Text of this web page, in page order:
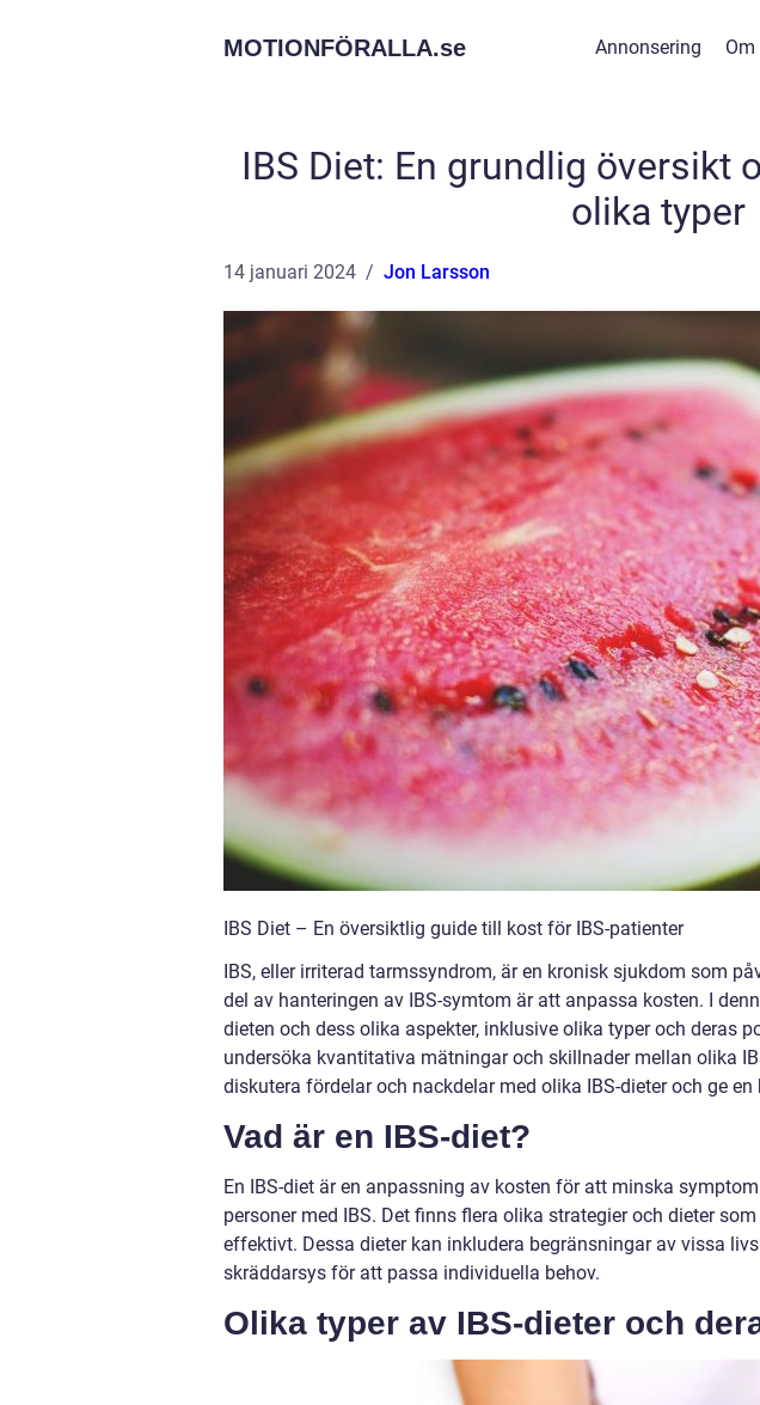
MOTIONFÖRALLA.se Annonsering Om
IBS Diet: En grundlig översikt
olika typer
14 januari 2024 Jon Larsson
IBS Diet – En översiktlig guide till kost för IBS-patienter
IBS, eller irriterad tarmssyndrom, är en kronisk sjukdom som
del av hanteringen av IBS-symtom är att anpassa kosten. I
dieten och dess olika aspekter, inklusive olika typer och deras
undersöka kvantitativa mätningar och skillnader mellan olika
diskutera fördelar och nackdelar med olika IBS-dieter och ge
Vad är en IBS-diet?
En IBS-diet är en anpassning av kosten för att minska
personer med IBS. Det finns flera olika strategier och dieter
effektivt. Dessa dieter kan inkludera begränsningar av vissa
skräddarsys för att passa individuella behov.
Olika typer av IBS-dieter och